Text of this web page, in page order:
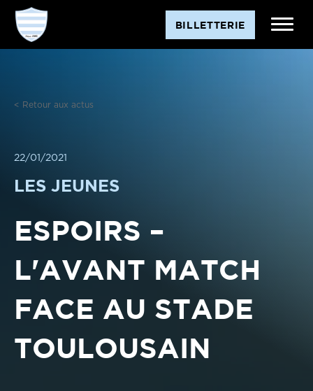
Aller
contenu
BILLETTERIE
< Retour aux actus
22/01/2021
LES JEUNES
ESPOIRS –
L'AVANT MATCH
FACE AU STADE
TOULOUSAIN